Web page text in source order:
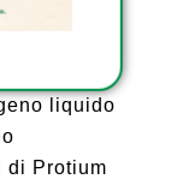
nella
liquido
di Protium